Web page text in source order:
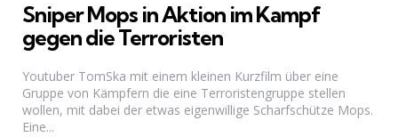
Sniper Mops in Aktion im Kampf
gegen die Terroristen
Youtuber TomSka mit einem kleinen Kurzfilm über eine
Gruppe von Kämpfern die eine Terroristengruppe stellen
wollen, mit dabei der etwas eigenwillige Scharfschütze Mops.
Eine...